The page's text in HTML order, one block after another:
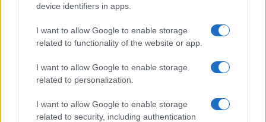
device identifiers in apps.
I want to allow Google to enable storage
related to functionality of the website or app.
I want to allow Google to enable storage
related to personalization.
I want to allow Google to enable storage
related to security, including authentication